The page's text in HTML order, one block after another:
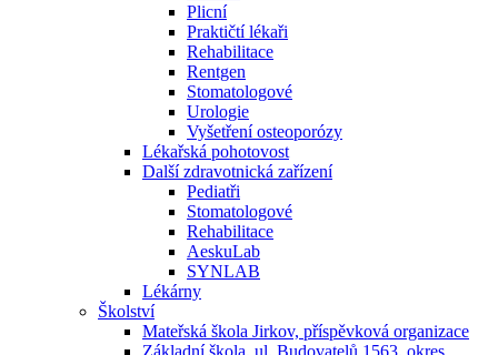
Plicní
Praktičtí lékaři
Rehabilitace
Rentgen
Stomatologové
Urologie
Vyšetření osteoporózy
Lékařská pohotovost
Další zdravotnická zařízení
Pediatři
Stomatologové
Rehabilitace
AeskuLab
SYNLAB
Lékárny
Školství
Mateřská škola Jirkov, příspěvková organizace
Základní škola, ul. Budovatelů 1563, okres